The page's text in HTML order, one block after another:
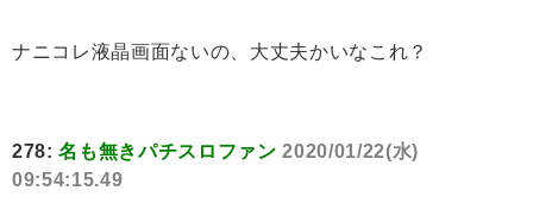
ナニコレ液晶画面ないの、大丈夫かいなこれ？
278:名も無きパチスロファン 2020/01/22(水)
09:54:15.49